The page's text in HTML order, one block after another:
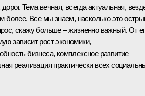
Тема вечная, всегда актуальная,
более. Все мы знаем, насколько это
скажу больше – жизненно важный. От
зависит рост экономики,
бизнеса, комплексное развитие
реализация практически всех